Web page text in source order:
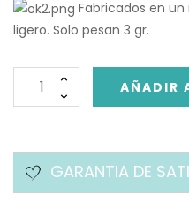
Fabricados en
ligero. Solo pesan 3 gr.
AÑADIR
GARANTIA DE